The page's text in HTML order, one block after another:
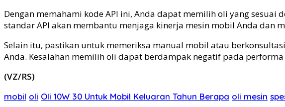
Dengan memahami kode API ini, Anda dapat memilih oli yang
standar API akan membantu menjaga kinerja mesin mobil Anda dan
Selain itu, pastikan untuk memeriksa manual mobil atau
Anda. Kesalahan memilih oli dapat berdampak negatif pada
(VZ/RS)
mobil oli Oli 10W 30 Untuk Mobil Keluaran Tahun Berapa oli mesin